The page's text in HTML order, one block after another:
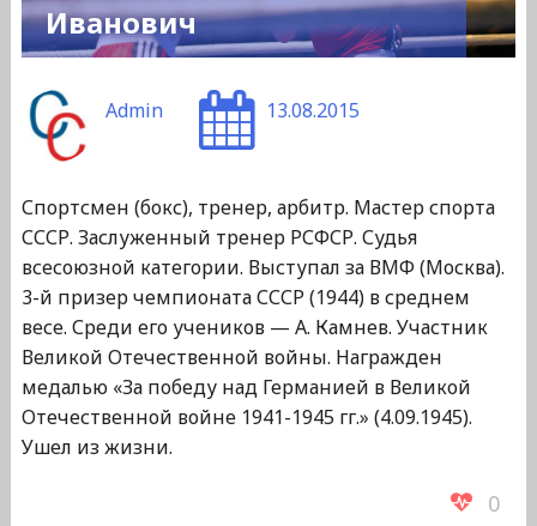
Иванович
Admin 13.08.2015
Спортсмен (бокс), тренер, арбитр. Мастер спорта
СССР. Заслуженный тренер РСФСР. Судья
всесоюзной категории. Выступал за ВМФ (Москва).
3-й призер чемпионата СССР (1944) в среднем
весе. Среди его учеников — А. Камнев. Участник
Великой Отечественной войны. Награжден
медалью «За победу над Германией в Великой
Отечественной войне 1941-1945 гг.» (4.09.1945).
Ушел из жизни.
0